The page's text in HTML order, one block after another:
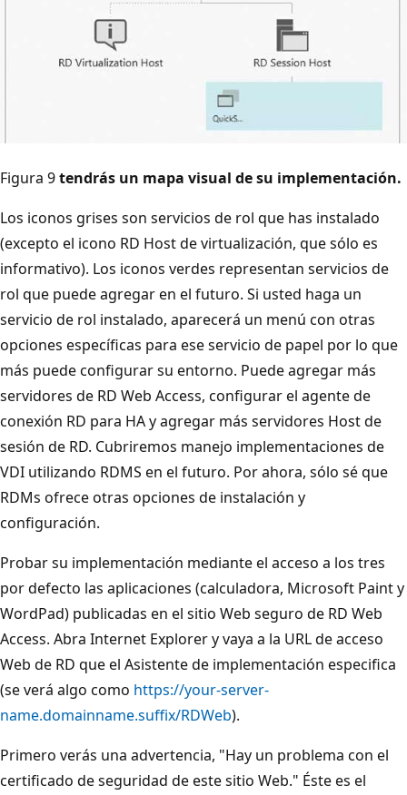
Figura 9tendrás un mapa visual de su implementación.
Los iconos grises son servicios de rol que has instalado
(excepto el icono RD Host de virtualización, que sólo es
informativo). Los iconos verdes representan servicios de
rol que puede agregar en el futuro. Si usted haga un
servicio de rol instalado, aparecerá un menú con otras
opciones específicas para ese servicio de papel por lo que
más puede configurar su entorno. Puede agregar más
servidores de RD Web Access, configurar el agente de
conexión RD para HA y agregar más servidores Host de
sesión de RD. Cubriremos manejo implementaciones de
VDI utilizando RDMS en el futuro. Por ahora, sólo sé que
RDMs ofrece otras opciones de instalación y
configuración.
Probar su implementación mediante el acceso a los tres
por defecto las aplicaciones (calculadora, Microsoft Paint y
WordPad) publicadas en el sitio Web seguro de RD Web
Access. Abra Internet Explorer y vaya a la URL de acceso
Web de RD que el Asistente de implementación especifica
(se verá algo como https://your-server-
name.domainname.suffix/RDWeb).
Primero verás una advertencia, "Hay un problema con el
certificado de seguridad de este sitio Web." Éste es el